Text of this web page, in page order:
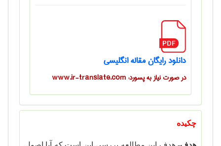
دانلود رایگان مقاله انگلیسی
در صورت نیاز به پسورد: www.ir-translate.com
چکیده